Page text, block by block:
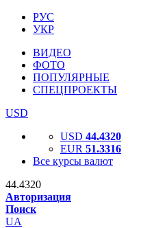
РУС
УКР
ВИДЕО
ФОТО
ПОПУЛЯРНЫЕ
СПЕЦПРОЕКТЫ
USD
USD 44.4320
EUR 51.3316
Все курсы валют
44.4320
Авторизация
Поиск
UA